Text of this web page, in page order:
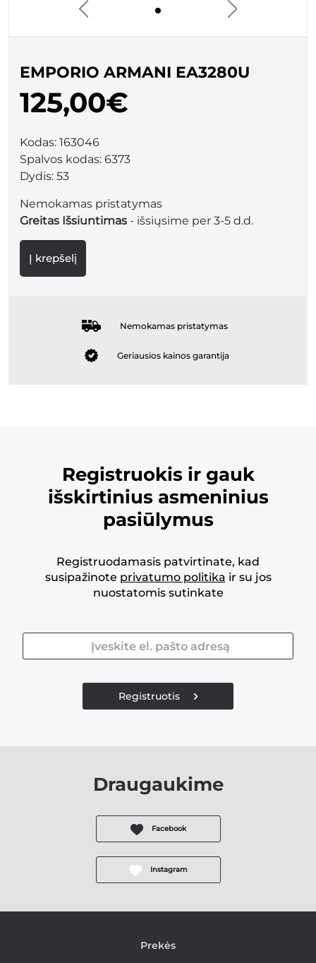
EMPORIO ARMANI EA3280U
125,00€
Kodas: 163046
Spalvos kodas: 6373
Dydis: 53
Nemokamas pristatymas
Greitas Išsiuntimas - išsiųsime per 3-5 d.d.
Į krepšelį
Nemokamas pristatymas
Geriausios kainos garantija
Registruokis ir gauk
išskirtinius asmeninius
pasiūlymus
Registruodamasis patvirtinate, kad
susipažinote privatumo politika ir su jos
nuostatomis sutinkate
Registruotis
Draugaukime
Facebook
Instagram
Prekės